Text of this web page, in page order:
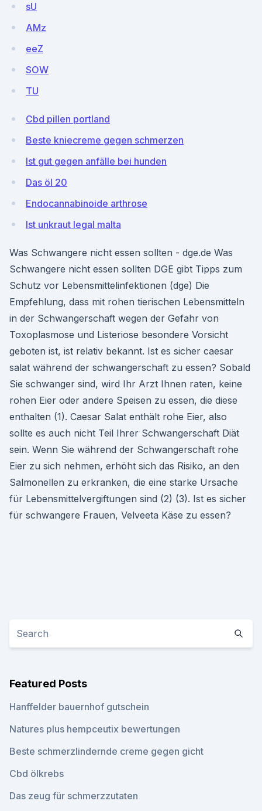
sU
AMz
eeZ
SOW
TU
Cbd pillen portland
Beste kniecreme gegen schmerzen
Ist gut gegen anfälle bei hunden
Das öl 20
Endocannabinoide arthrose
Ist unkraut legal malta
Was Schwangere nicht essen sollten - dge.de Was
Schwangere nicht essen sollten DGE gibt Tipps zum
Schutz vor Lebensmittelinfektionen (dge) Die
Empfehlung, dass mit rohen tierischen Lebensmitteln
in der Schwangerschaft wegen der Gefahr von
Toxoplasmose und Listeriose besondere Vorsicht
geboten ist, ist relativ bekannt. Ist es sicher caesar
salat während der schwangerschaft zu essen? Sobald
Sie schwanger sind, wird Ihr Arzt Ihnen raten, keine
rohen Eier oder andere Speisen zu essen, die diese
enthalten (1). Caesar Salat enthält rohe Eier, also
sollte es auch nicht Teil Ihrer Schwangerschaft Diät
sein. Wenn Sie während der Schwangerschaft rohe
Eier zu sich nehmen, erhöht sich das Risiko, an den
Salmonellen zu erkranken, die eine starke Ursache
für Lebensmittelvergiftungen sind (2) (3). Ist es sicher
für schwangere Frauen, Velveeta Käse zu essen?
Featured Posts
Hanffelder bauernhof gutschein
Natures plus hempceutix bewertungen
Beste schmerzlindernde creme gegen gicht
Cbd ölkrebs
Das zeug für schmerzzutaten